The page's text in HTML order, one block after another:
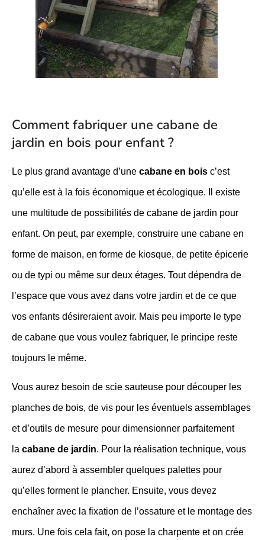
Comment fabriquer une cabane de
jardin en bois pour enfant ?
Le plus grand avantage d’une cabane en bois c’est
qu’elle est à la fois économique et écologique. Il existe
une multitude de possibilités de cabane de jardin pour
enfant. On peut, par exemple, construire une cabane en
forme de maison, en forme de kiosque, de petite épicerie
ou de typi ou même sur deux étages. Tout dépendra de
l’espace que vous avez dans votre jardin et de ce que
vos enfants désireraient avoir. Mais peu importe le type
de cabane que vous voulez fabriquer, le principe reste
toujours le même.
Vous aurez besoin de scie sauteuse pour découper les
planches de bois, de vis pour les éventuels assemblages
et d’outils de mesure pour dimensionner parfaitement
la cabane de jardin. Pour la réalisation technique, vous
aurez d’abord à assembler quelques palettes pour
qu’elles forment le plancher. Ensuite, vous devez
enchaîner avec la fixation de l’ossature et le montage des
murs. Une fois cela fait, on pose la charpente et on crée